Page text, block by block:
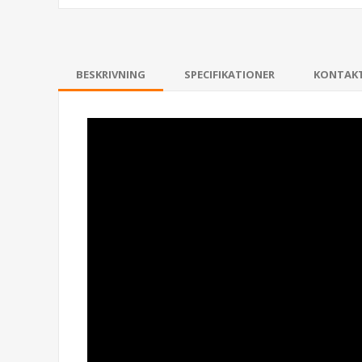
BESKRIVNING SPECIFIKATIONER